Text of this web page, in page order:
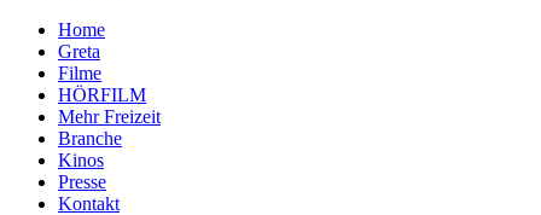
Home
Greta
Filme
HÖRFILM
Mehr Freizeit
Branche
Kinos
Presse
Kontakt